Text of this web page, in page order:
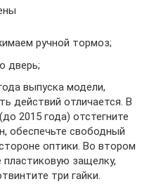
ручной тормоз;
дверь;
выпуска модели,
действий отличается. В
2015 года) отстегните
обеспечьте свободный
оптики. Во втором
пластиковую защелку,
три гайки.